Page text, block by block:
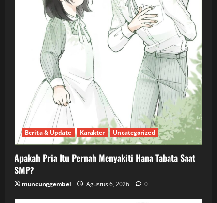
Berita & Update Karakter Uncategorized
Apakah Pria Itu Pernah Menyakiti Hana Tabata Saat
SMP?
muncunggembel Agustus 6, 2026 0